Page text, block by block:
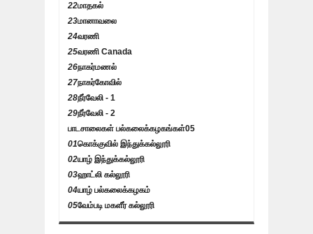
22மாதகல்
23மானாவலை
24வரணி
25வரணி Canada
26நாகர்மணல்
27நாகர்கோவில்
28நீர்வேலி - 1
29நீர்வேலி - 2
பாடசாலைகள் பல்கலைக்கழகங்கள்05
01கொக்குவில் இந்துக்கல்லூரி
02யாழ் இந்துக்கல்லூரி
03ஹாட்லி கல்லூரி
04யாழ் பல்கலைக்கழகம்
05வேம்படி மகளீர் கல்லூரி